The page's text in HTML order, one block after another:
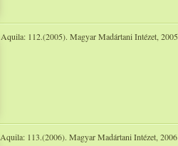
Aquila: 112.(2005). Magyar Madártani Intézet, 2005
Aquila: 113.(2006). Magyar Madártani Intézet, 2006